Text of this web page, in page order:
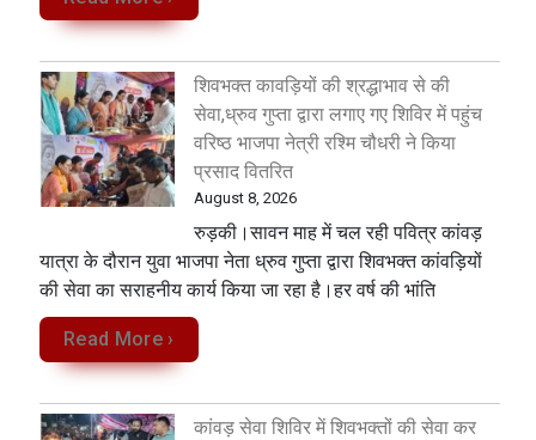
शिवभक्त कावड़ियों की श्रद्धाभाव से की
सेवा,ध्रुव गुप्ता द्वारा लगाए गए शिविर में पहुंच
वरिष्ठ भाजपा नेत्री रश्मि चौधरी ने किया
प्रसाद वितरित
August 8, 2026
रुड़की।सावन माह में चल रही पवित्र कांवड़
यात्रा के दौरान युवा भाजपा नेता ध्रुव गुप्ता द्वारा शिवभक्त कांवड़ियों
की सेवा का सराहनीय कार्य किया जा रहा है।हर वर्ष की भांति
Read More ›
कांवड़ सेवा शिविर में शिवभक्तों की सेवा कर